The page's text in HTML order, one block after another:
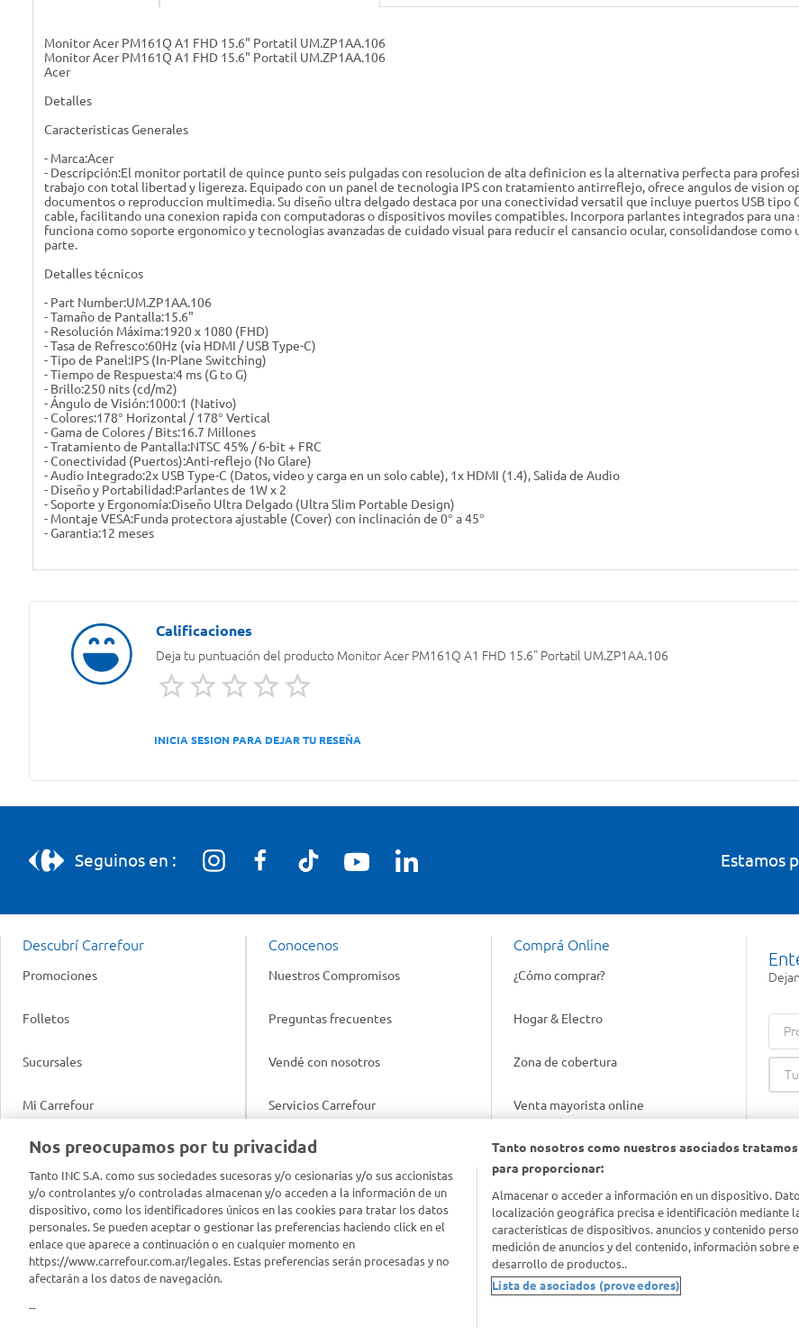
Monitor Acer PM161Q A1 FHD 15.6" Portatil UM.ZP1AA.106
Monitor Acer PM161Q A1 FHD 15.6" Portatil UM.ZP1AA.106
Acer
Detalles
Caracteristicas Generales
- Marca:Acer
- Descripción:El monitor portatil de quince punto seis pulgadas con resolucion de alta definicion es la alternativa perfecta para
trabajo con total libertad y ligereza. Equipado con un panel de tecnologia IPS con tratamiento antirreflejo, ofrece angulos de vision
documentos o reproduccion multimedia. Su diseño ultra delgado destaca por una conectividad versatil que incluye puertos USB tipo
cable, facilitando una conexion rapida con computadoras o dispositivos moviles compatibles. Incorpora parlantes integrados para
funciona como soporte ergonomico y tecnologias avanzadas de cuidado visual para reducir el cansancio ocular, consolidandose
parte.
Detalles técnicos
- Part Number:UM.ZP1AA.106
- Tamaño de Pantalla:15.6"
- Resolución Máxima:1920 x 1080 (FHD)
- Tasa de Refresco:60Hz (vía HDMI / USB Type-C)
- Tipo de Panel:IPS (In-Plane Switching)
- Tiempo de Respuesta:4 ms (G to G)
- Brillo:250 nits (cd/m2)
- Ángulo de Visión:1000:1 (Nativo)
- Colores:178° Horizontal / 178° Vertical
- Gama de Colores / Bits:16.7 Millones
- Tratamiento de Pantalla:NTSC 45% / 6-bit + FRC
- Conectividad (Puertos):Anti-reflejo (No Glare)
- Audio Integrado:2x USB Type-C (Datos, video y carga en un solo cable), 1x HDMI (1.4), Salida de Audio
- Diseño y Portabilidad:Parlantes de 1W x 2
- Soporte y Ergonomía:Diseño Ultra Delgado (Ultra Slim Portable Design)
- Montaje VESA:Funda protectora ajustable (Cover) con inclinación de 0° a 45°
- Garantia:12 meses
Deja tu puntuación del producto Monitor Acer PM161Q A1 FHD 15.6" Portatil UM.ZP1AA.106
INICIA SESION PARA DEJAR TU RESEÑA
Seguinos en : Estamos
Descubrí Carrefour
Promociones
Folletos
Sucursales
Mi Carrefour
Productos Carrefour
Tarjeta Mi Carrefour
Panel Carrefour
Puntos Verdes
Conocenos
Nuestros Compromisos
Preguntas frecuentes
Vendé con nosotros
Servicios Carrefour
Info útil
Tasas de interés
Contacto
Comprá Online
¿Cómo comprar?
Hogar & Electro
Zona de cobertura
Venta mayorista online
Gift cards empresariales
Nos preocupamos por tu privacidad
Tanto INC S.A. como sus sociedades sucesoras y/o cesionarias y/o sus accionistas
y/o controlantes y/o controladas almacenan y/o acceden a la información de un
dispositivo, como los identificadores únicos en las cookies para tratar los datos
personales. Se pueden aceptar o gestionar las preferencias haciendo click en el
enlace que aparece a continuación o en cualquier momento en
https://www.carrefour.com.ar/legales. Estas preferencias serán procesadas y no
afectarán a los datos de navegación.
--
Tanto nosotros como nuestros asociados
para proporcionar:
Almacenar o acceder a información en un dispositivo.
localización geográfica precisa e identificación mediante
características de dispositivos. anuncios y contenido
medición de anuncios y del contenido, información sobre
desarrollo de productos..
Lista de asociados (proveedores)